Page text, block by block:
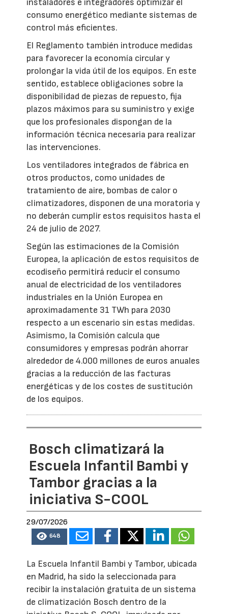
instaladores e integradores optimizar el
consumo energético mediante sistemas de
control más eficientes.
El Reglamento también introduce medidas
para favorecer la economía circular y
prolongar la vida útil de los equipos. En este
sentido, establece obligaciones sobre la
disponibilidad de piezas de repuesto, fija
plazos máximos para su suministro y exige
que los profesionales dispongan de la
información técnica necesaria para realizar
las intervenciones.
Los ventiladores integrados de fábrica en
otros productos, como unidades de
tratamiento de aire, bombas de calor o
climatizadores, disponen de una moratoria y
no deberán cumplir estos requisitos hasta el
24 de julio de 2027.
Según las estimaciones de la Comisión
Europea, la aplicación de estos requisitos de
ecodiseño permitirá reducir el consumo
anual de electricidad de los ventiladores
industriales en la Unión Europea en
aproximadamente 31 TWh para 2030
respecto a un escenario sin estas medidas.
Asimismo, la Comisión calcula que
consumidores y empresas podrán ahorrar
alrededor de 4.000 millones de euros anuales
gracias a la reducción de las facturas
energéticas y de los costes de sustitución
de los equipos.
Bosch climatizará la
Escuela Infantil Bambi y
Tambor gracias a la
iniciativa S-COOL
29/07/2026
648
La Escuela Infantil Bambi y Tambor, ubicada
en Madrid, ha sido la seleccionada para
recibir la instalación gratuita de un sistema
de climatización Bosch dentro de la